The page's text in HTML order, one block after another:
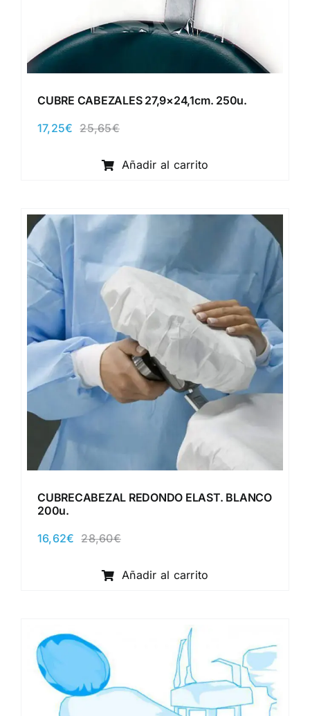
CUBRE CABEZALES 27,9×24,1cm. 250u.
25,65€El
original
era:
17,25€
El
actual
es:
Añadir al carrito
CUBRECABEZAL REDONDO ELAST. BLANCO
200u.
28,60€El
original
era:
16,62€
El
actual
es:
Añadir al carrito